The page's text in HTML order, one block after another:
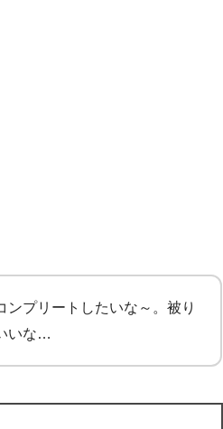
プリートしたいな～。被り
いな…